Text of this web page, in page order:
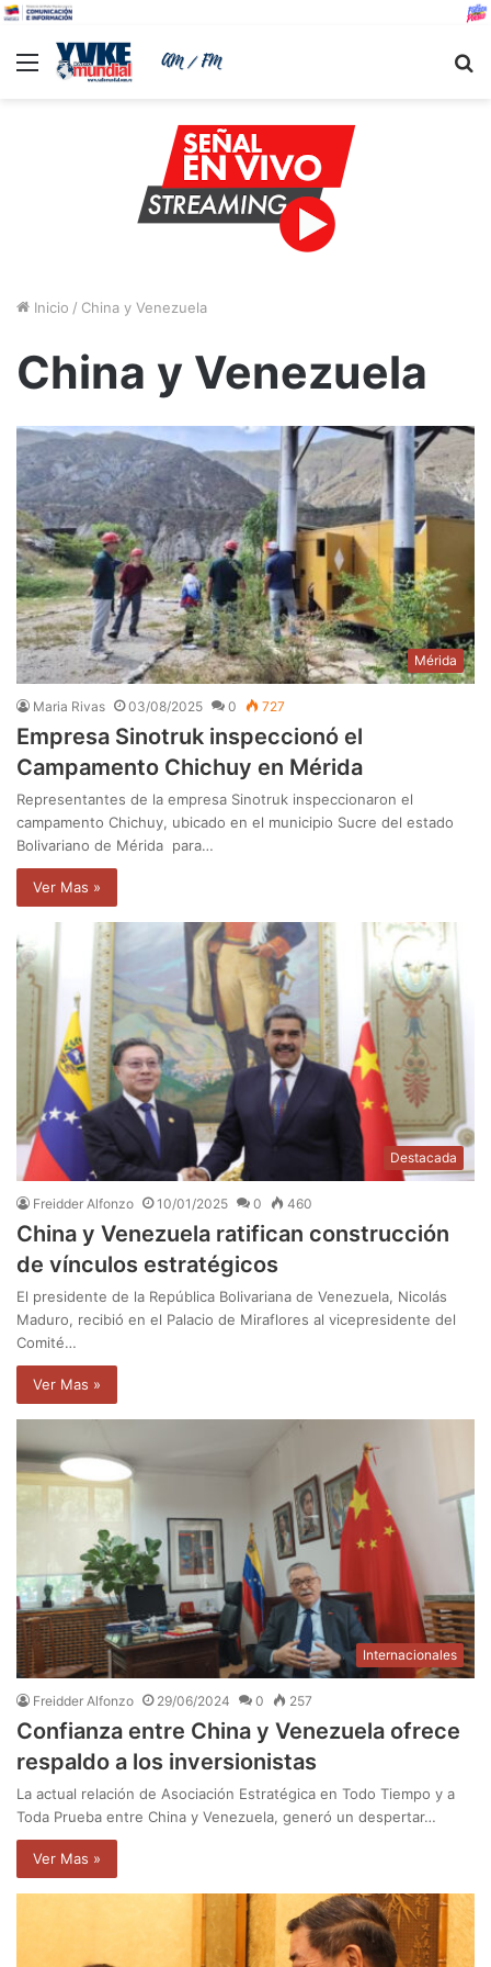
Menu
Inicio / China y Venezuela
China y Venezuela
Mérida
Maria Rivas 03/08/2025 0 727
Empresa Sinotruk inspeccionó el
Campamento Chichuy en Mérida
Representantes de la empresa Sinotruk inspeccionaron el
campamento Chichuy, ubicado en el municipio Sucre del estado
Bolivariano de Mérida para…
Ver Mas »
Destacada
Freidder Alfonzo 10/01/2025 0 460
China y Venezuela ratifican construcción
de vínculos estratégicos
El presidente de la República Bolivariana de Venezuela, Nicolás
Maduro, recibió en el Palacio de Miraflores al vicepresidente del
Comité…
Ver Mas »
Internacionales
Freidder Alfonzo 29/06/2024 0 257
Confianza entre China y Venezuela ofrece
respaldo a los inversionistas
La actual relación de Asociación Estratégica en Todo Tiempo y a
Toda Prueba entre China y Venezuela, generó un despertar…
Ver Mas »